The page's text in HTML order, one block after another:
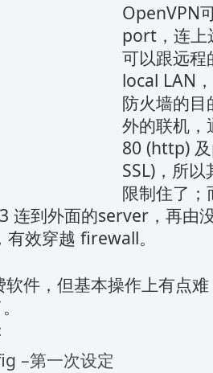
OpenVPN
port，连上
可以跟远
local LAN
防火墙的
外的联机
80 (http)
SSL)，所
限制住了
连到外面的server，再由
效穿越 firewall。
件，但基本操作上有点
–第一次设定